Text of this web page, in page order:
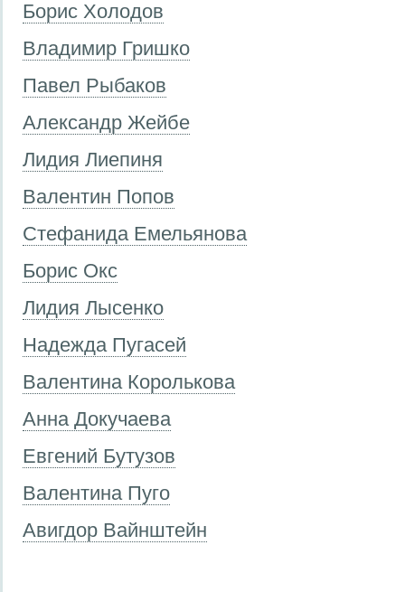
Борис Холодов
Владимир Гришко
Павел Рыбаков
Александр Жейбе
Лидия Лиепиня
Валентин Попов
Стефанида Емельянова
Борис Окс
Лидия Лысенко
Надежда Пугасей
Валентина Королькова
Анна Докучаева
Евгений Бутузов
Валентина Пуго
Авигдор Вайнштейн